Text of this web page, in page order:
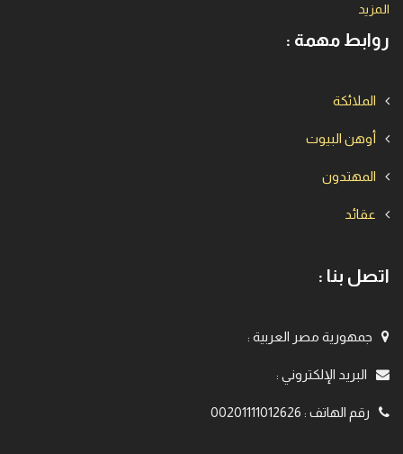
المزيد
روابط مهمة :
الملائكة
أوهن البيوت
المهتدون
عقائد
اتصل بنا :
جمهورية مصر العربية :
البريد الإلكتروني :
رقم الهاتف :
00201111012626